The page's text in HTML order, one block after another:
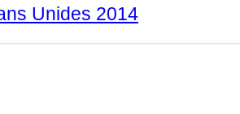
Unides 2014